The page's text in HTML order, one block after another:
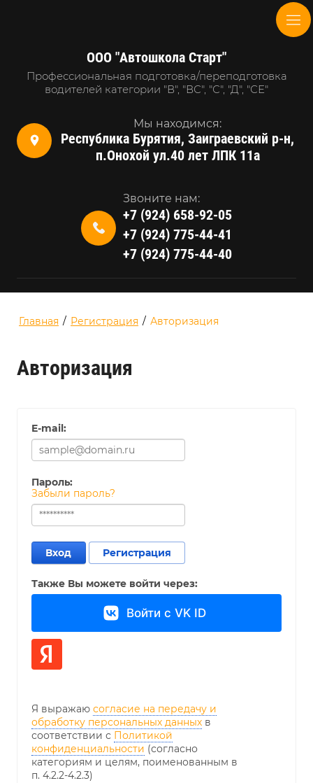
ООО "Автошкола Старт"
Профессиональная подготовка/переподготовка
водителей категории "В", "ВС", "С", "Д", "СЕ"
Мы находимся:
Республика Бурятия, Заиграевский р-н,
п.Онохой ул.40 лет ЛПК 11а
Звоните нам:
+7 (924) 658-92-05
+7 (924) 775-44-41
+7 (924) 775-44-40
Главная / Регистрация / Авторизация
Авторизация
E-mail:
Пароль:
Забыли пароль?
Регистрация
Вход
Также Вы можете войти через:
Войти с VK ID
Я выражаю согласие на передачу и
обработку персональных данных в
соответствии с Политикой
конфиденциальности (согласно
категориям и целям, поименованным в
п. 4.2.2-4.2.3)